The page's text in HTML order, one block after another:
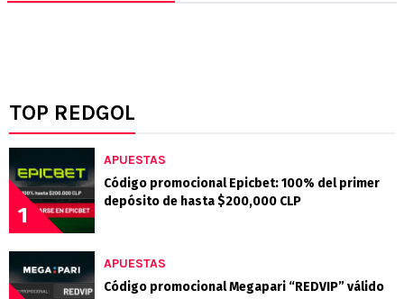
TOP REDGOL
1
APUESTAS
Código promocional Epicbet: 100% del primer
depósito de hasta $200,000 CLP
APUESTAS
Código promocional Megapari “REDVIP” válido